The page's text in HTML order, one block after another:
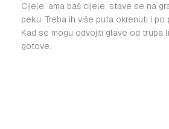
Cijele, ama baš cijele, stave se na
peku. Treba ih više puta okrenuti i po
Kad se mogu odvojiti glave od trupa
gotove.